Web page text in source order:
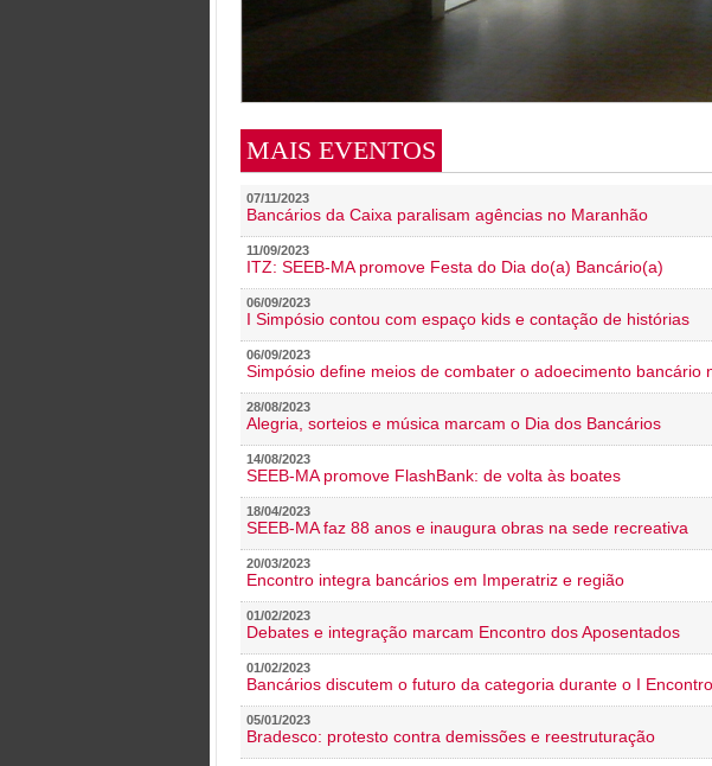
MAIS EVENTOS
07/11/2023
Bancários da Caixa paralisam agências no Maranhão
11/09/2023
ITZ: SEEB-MA promove Festa do Dia do(a) Bancário(a)
06/09/2023
I Simpósio contou com espaço kids e contação de histórias
06/09/2023
Simpósio define meios de combater o adoecimento bancário
28/08/2023
Alegria, sorteios e música marcam o Dia dos Bancários
14/08/2023
SEEB-MA promove FlashBank: de volta às boates
18/04/2023
SEEB-MA faz 88 anos e inaugura obras na sede recreativa
20/03/2023
Encontro integra bancários em Imperatriz e região
01/02/2023
Debates e integração marcam Encontro dos Aposentados
01/02/2023
Bancários discutem o futuro da categoria durante o I
05/01/2023
Bradesco: protesto contra demissões e reestruturação